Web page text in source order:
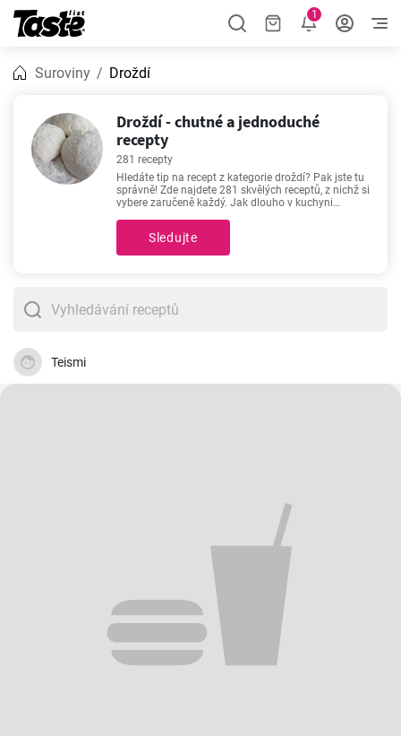
1
Suroviny Droždí
Droždí - chutné a jednoduché
recepty
281 recepty
Hledáte tip na recept z kategorie droždí? Pak jste tu
správně! Zde najdete 281 skvělých receptů, z nichž si
vybere zaručeně každý. Jak dlouho v kuchyni
470 minutami. Pro každého, kdo hledá inspiraci,
doporučujeme -Kynutý houskový knedlík
nejoblíbenějším receptům. Úspěch zaručen!
Sledujte
Teismi